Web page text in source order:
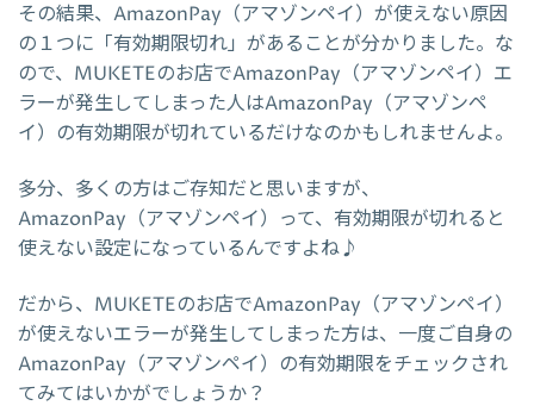
その結果、AmazonPay（アマゾンペイ）が使えない原因
の１つに「有効期限切れ」があることが分かりました。な
ので、MUKETEのお店でAmazonPay（アマゾンペイ）エ
ラーが発生してしまった人はAmazonPay（アマゾンペ
イ）の有効期限が切れているだけなのかもしれませんよ。
多分、多くの方はご存知だと思いますが、
AmazonPay（アマゾンペイ）って、有効期限が切れると
使えない設定になっているんですよね♪
だから、MUKETEのお店でAmazonPay（アマゾンペイ）
が使えないエラーが発生してしまった方は、一度ご自身の
AmazonPay（アマゾンペイ）の有効期限をチェックされ
てみてはいかがでしょうか？